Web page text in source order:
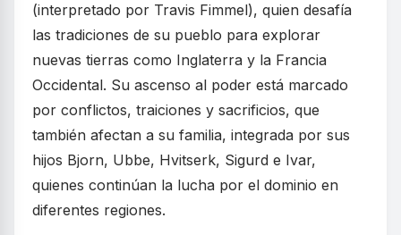
(interpretado por Travis Fimmel), quien desafía
las tradiciones de su pueblo para explorar
nuevas tierras como Inglaterra y la Francia
Occidental. Su ascenso al poder está marcado
por conflictos, traiciones y sacrificios, que
también afectan a su familia, integrada por sus
hijos Bjorn, Ubbe, Hvitserk, Sigurd e Ivar,
quienes continúan la lucha por el dominio en
diferentes regiones.